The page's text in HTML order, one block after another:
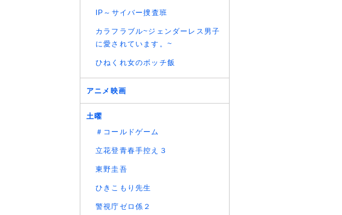
IP～サイバー捜査班
カラフラブル~ジェンダーレス男子
に愛されています。~
ひねくれ女のボッチ飯
アニメ映画
土曜
＃コールドゲーム
立花登青春手控え３
東野圭吾
ひきこもり先生
警視庁ゼロ係２